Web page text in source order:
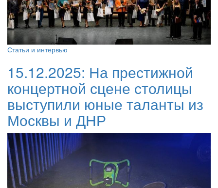
Статьи и интервью
15.12.2025: На престижной
концертной сцене столицы
выступили юные таланты из
Москвы и ДНР